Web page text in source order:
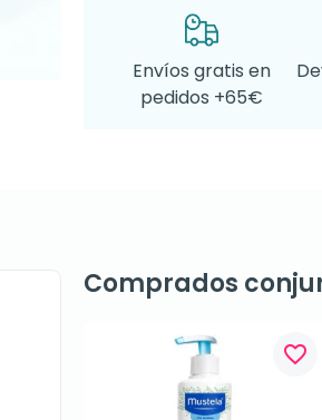
Envíos gratis en
pedidos +65€
Comprados
favorite_border